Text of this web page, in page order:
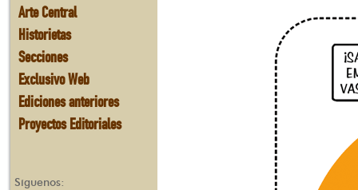
Arte Central
Historietas
Secciones
Exclusivo Web
Ediciones anteriores
Proyectos Editoriales
Síguenos: